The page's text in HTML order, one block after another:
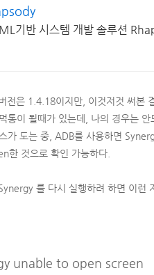
기반 시스템 개발 솔루션
전은 1.4.18이지만, 이것저것 써본
통이 될때가 있는데, 나의 경우는
가 도는 중, ADB를 사용하면
한 것으로 확인 가능하다.
를 다시 실행하려 하면 이런
unable to open screen